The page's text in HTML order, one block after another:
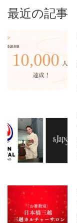
最近の記事